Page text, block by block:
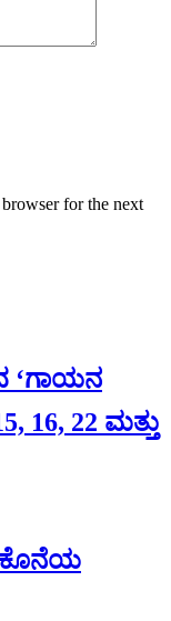
for the next
‘ಗಾಯನ
16, 22 ಮತ್ತು
ಕೊನೆಯ